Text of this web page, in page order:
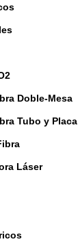
Doble-Mesa
Tubo y Placa
Láser